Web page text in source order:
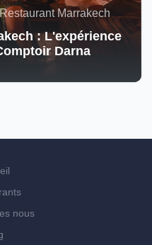
Marrakech
: L'expérience
Darna
nous